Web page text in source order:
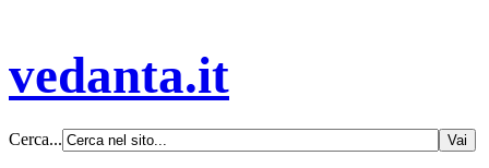
vedanta.it
Cerca...